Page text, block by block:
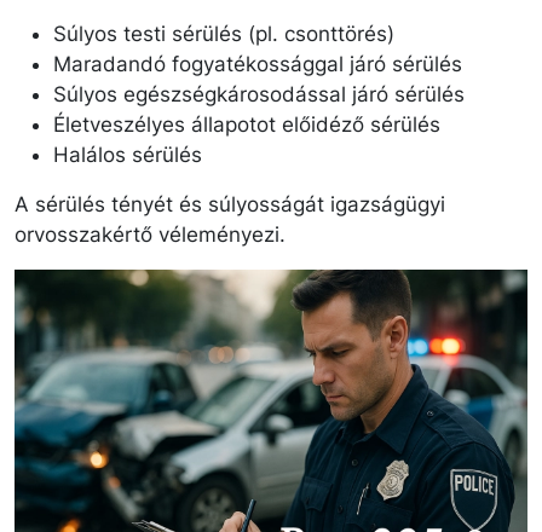
Súlyos testi sérülés (pl. csonttörés)
Maradandó fogyatékossággal járó sérülés
Súlyos egészségkárosodással járó sérülés
Életveszélyes állapotot előidéző sérülés
Halálos sérülés
A sérülés tényét és súlyosságát igazságügyi
orvosszakértő véleményezi.